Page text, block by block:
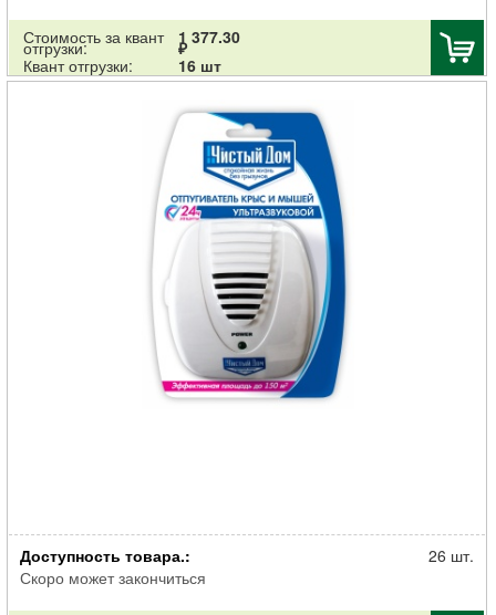
Стоимость за квант
отгрузки: 1 377.30
₽
Квант отгрузки:
16 шт
Отпугиватель Чистый дом от крыс и мышей ультразвуковой 220В
Доступность товара.:
Скоро может закончиться
26 шт.